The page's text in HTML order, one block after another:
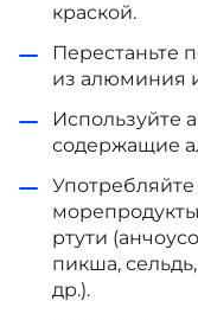
краской.
Перестаньте
из алюминия
Используйте
содержащие
ртути
пикша,
др.).